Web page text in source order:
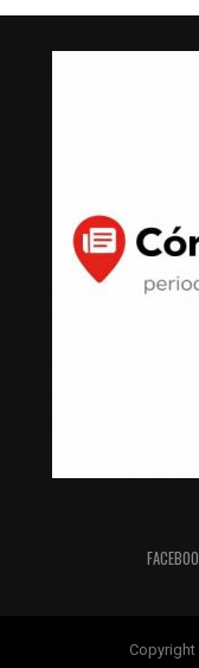
Copyright